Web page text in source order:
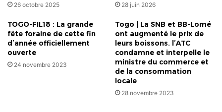
26 octobre 2025 28 juin 2026
TOGO-FIL18 : La grande
fête foraine de cette fin
d’année officiellement
ouverte
24 novembre 2023
Togo | La SNB et BB-Lomé
ont augmenté le prix de
leurs boissons. l’ATC
condamne et interpelle le
ministre du commerce et
de la consommation
locale
28 novembre 2023